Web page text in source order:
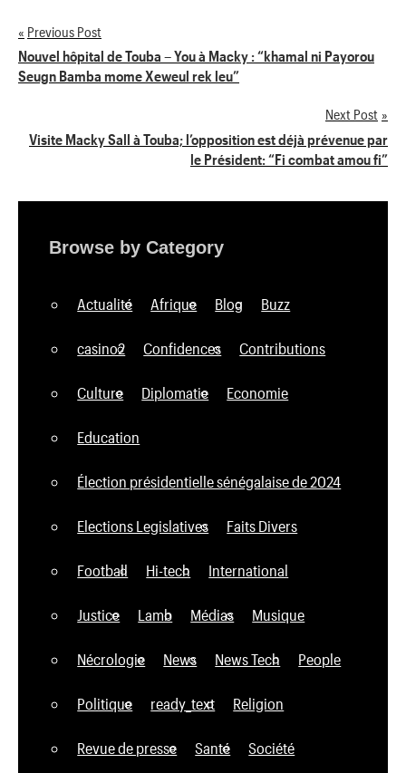
Navigation
de
Previous Post
Nouvel hôpital de Touba – You à Macky : “khamal ni Payorou
Seugn Bamba mome Xeweul rek leu”
Next Post
Visite Macky Sall à Touba; l’opposition est déjà prévenue par
le Président: “Fi combat amou fi”
Browse by Category
Actualité Afrique Blog Buzz
casino2 Confidences Contributions
Culture Diplomatie Economie
Education
Élection présidentielle sénégalaise de 2024
Elections Legislatives Faits Divers
Football Hi-tech International
Justice Lamb Médias Musique
Nécrologie News News Tech People
Politique ready_text Religion
Revue de presse Santé Société